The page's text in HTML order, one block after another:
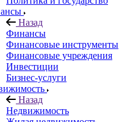
Назад
Финансы
Финансовые инструменты
Финансовые учреждения
Инвестиции
Бизнес-услуги
Назад
Недвижимость